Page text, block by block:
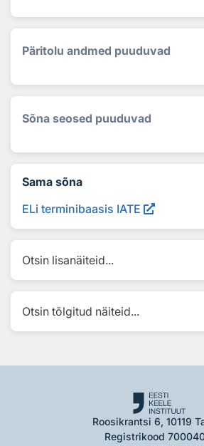
Päritolu andmed puuduvad
Sõna seosed puuduvad
Sama sõna
ELi terminibaasis IATE
Otsin lisanäiteid...
Otsin tõlgitud näiteid...
Roosikrantsi 6, 10119
Registrikood